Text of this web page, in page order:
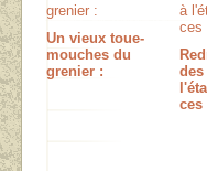
Un vieux toue-
mouches du
grenier :
ces